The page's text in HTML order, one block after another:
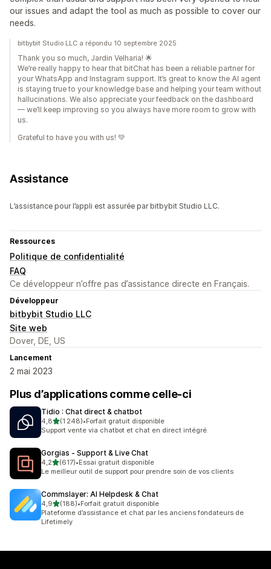
our issues and adapt the tool as much as possible to cover our
needs.
bitbybit Studio LLC a répondu 10 septembre 2025
Thank you so much, Jardin Velharia! 🌟
We’re really happy to hear that bitChat has been a reliable partner for
your WhatsApp and Instagram support. It’s great to know the AI agent
is staying true to your knowledge base and helping your team without
hallucinations. We also appreciate your feedback on the dashboard
— we’ll keep improving so you always have more room to grow with
us.
Grateful to have you with us! 💚
Assistance
L’assistance pour l’appli est assurée par bitbybit Studio LLC.
Ressources
Politique de confidentialité
FAQ
Ce développeur n’offre pas d’assistance directe en Français.
Développeur
bitbybit Studio LLC
Site web
Dover, DE, US
Lancement
2 mai 2023
Plus d’applications comme celle-ci
Tidio : Chat direct & chatbot
4,8étoile(s) sur 5
(1 248)
1248 avis au total
•Forfait gratuit disponible
Support vente via chatbot et chat en direct intégré.
Gorgias ‑ Support & Live Chat
4,2étoile(s) sur 5
(617)
617 avis au total
•Essai gratuit disponible
Le meilleur outil de support pour prendre soin de vos clients
Commslayer: AI Helpdesk & Chat
4,9étoile(s) sur 5
(188)
188 avis au total
•Forfait gratuit disponible
Plateforme d’assistance et chat par les anciens fondateurs de
Lifetimely